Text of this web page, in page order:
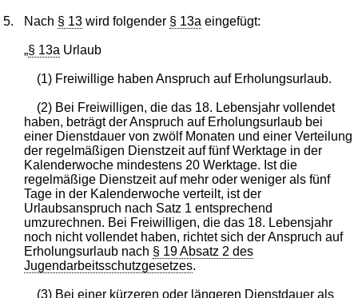
5. Nach § 13 wird folgender § 13a eingefügt:
„§ 13a Urlaub
(1) Freiwillige haben Anspruch auf Erholungsurlaub.
(2) Bei Freiwilligen, die das 18. Lebensjahr vollendet
haben, beträgt der Anspruch auf Erholungsurlaub bei
einer Dienstdauer von zwölf Monaten und einer Verteilung
der regelmäßigen Dienstzeit auf fünf Werktage in der
Kalenderwoche mindestens 20 Werktage. Ist die
regelmäßige Dienstzeit auf mehr oder weniger als fünf
Tage in der Kalenderwoche verteilt, ist der
Urlaubsanspruch nach Satz 1 entsprechend
umzurechnen. Bei Freiwilligen, die das 18. Lebensjahr
noch nicht vollendet haben, richtet sich der Anspruch auf
Erholungsurlaub nach § 19 Absatz 2 des
Jugendarbeitsschutzgesetzes.
(3) Bei einer kürzeren oder längeren Dienstdauer als